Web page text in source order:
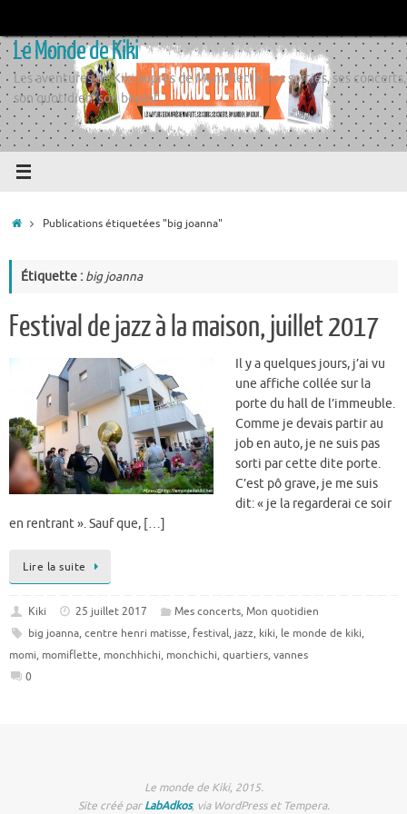
contenu
Le Monde de Kiki
Les aventures de Kiki auprès de Momiflette, ses sorties, ses concerts,
son quotidien, son boulot
AccueilPublications étiquetées "big joanna"
Étiquette : big joanna
Festival de jazz à la maison, juillet 2017
Il y a quelques jours, j’ai vu
une affiche collée sur la
porte du hall de l’immeuble.
Comme je devais partir au
job en auto, je ne suis pas
sorti par cette dite porte.
C’est pô grave, je me suis
dit: « je la regarderai ce soir
en rentrant ». Sauf que, […]
Lire la suite
Kiki 25 juillet 2017 Mes concerts, Mon quotidien
big joanna, centre henri matisse, festival, jazz, kiki, le monde de kiki,
momi, momiflette, monchhichi, monchichi, quartiers, vannes
0
Le monde de Kiki, 2015.
Site créé parLabAdkos, via WordPress et Tempera.